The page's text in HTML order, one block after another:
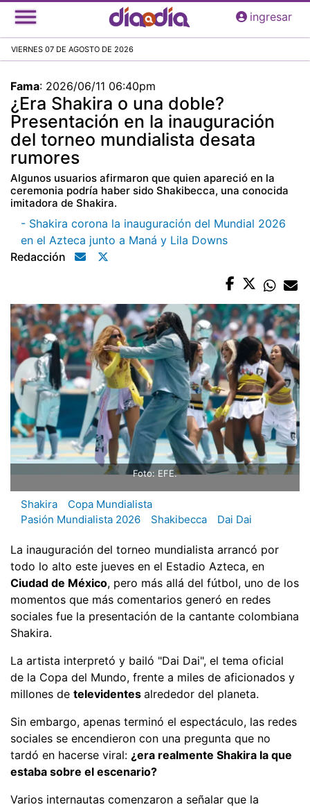
Pasar
al
principal
ingresar
VIERNES 07 DE AGOSTO DE 2026
Fama: 2026/06/11 06:40pm
¿Era Shakira o una doble?
Presentación en la inauguración
del torneo mundialista desata
rumores
Algunos usuarios afirmaron que quien apareció en la
ceremonia podría haber sido Shakibecca, una conocida
imitadora de Shakira.
- Shakira corona la inauguración del Mundial 2026
en el Azteca junto a Maná y Lila Downs
Redacción
Foto: EFE.
Shakira
Copa Mundialista
Pasión Mundialista 2026
Shakibecca Dai Dai
La inauguración del torneo mundialista arrancó por
todo lo alto este jueves en el Estadio Azteca, en
Ciudad de México, pero más allá del fútbol, uno de los
momentos que más comentarios generó en redes
sociales fue la presentación de la cantante colombiana
Shakira.
La artista interpretó y bailó "Dai Dai", el tema oficial
de la Copa del Mundo, frente a miles de aficionados y
millones de televidentes alrededor del planeta.
Sin embargo, apenas terminó el espectáculo, las redes
sociales se encendieron con una pregunta que no
tardó en hacerse viral: ¿era realmente Shakira la que
estaba sobre el escenario?
Varios internautas comenzaron a señalar que la